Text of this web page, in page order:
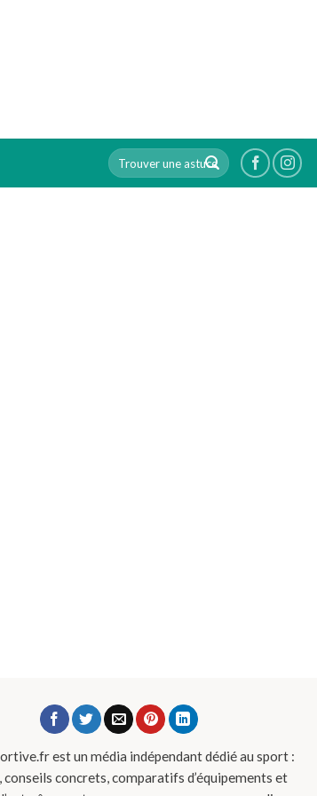
est un média indépendant dédié au sport :
conseils concrets, comparatifs d’équipements et